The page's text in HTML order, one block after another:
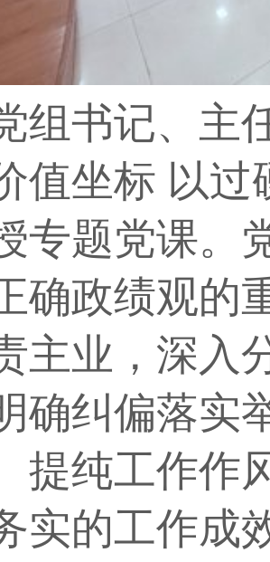
组书记、主
值坐标 以
专题党课。
确政绩观的
主业，深入
确纠偏落实
提纯工作作
实的工作成